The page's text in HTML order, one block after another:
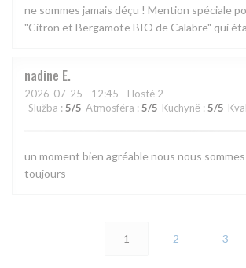
ne sommes jamais déçu ! Mention spéciale
"Citron et Bergamote BIO de Calabre" qui
nadine E
2026-07-25 - 12:45 - Hosté 2
Služba : 5/5 Atmosféra : 5/5 Kuchyně : 5/5
un moment bien agréable nous nous
toujours
1 2 3